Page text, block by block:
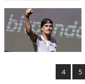
4 5